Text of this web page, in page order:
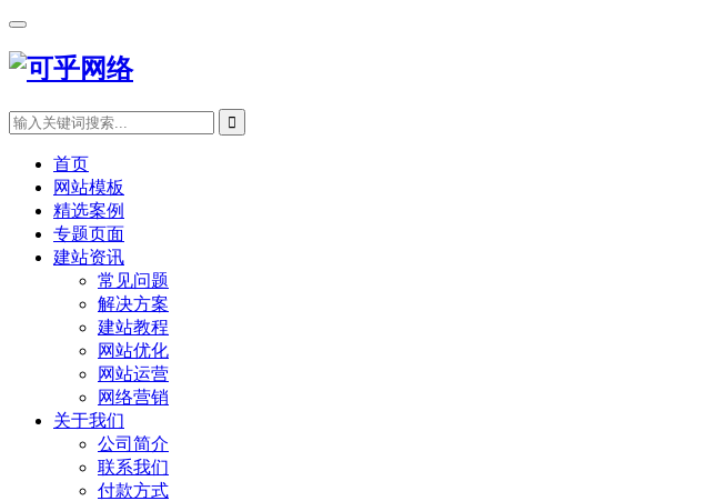
首页
网站模板
精选案例
专题页面
建站资讯
常见问题
解决方案
建站教程
网站优化
网站运营
网络营销
关于我们
公司简介
联系我们
付款方式